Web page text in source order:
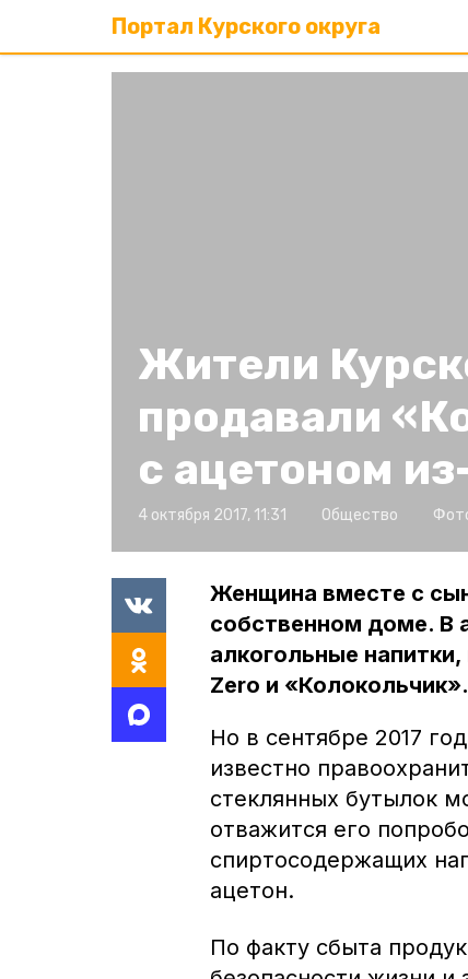
Портал Курского округа
Жители
продавали
с ацетоном
4 октября 2017, 11:31 Общество
Женщина вместе с
собственном доме. В
алкогольные
Zero и «Колокольчик».
Но в сентябре 2017
известно
стеклянных бутылок
отважится его
спиртосодержащих
ацетон.
По факту сбыта